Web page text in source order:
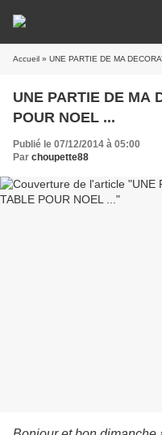
Accueil » UNE PARTIE DE MA
UNE PARTIE DE MA
POUR NOEL ...
Publié le 07/12/2014 à 05:00
Par choupette88